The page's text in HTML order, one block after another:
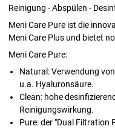
Reinigung - Abspülen -
Meni Care Pure ist die
Meni Care Plus und bietet
Meni Care Pure:
Natural: Verwendung
u.a. Hyaluronsäure.
Clean: hohe
Reinigungswirkung.
Pure: der "Dual Filtration